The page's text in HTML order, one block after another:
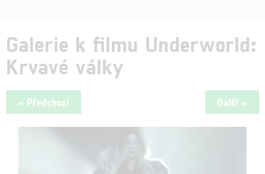
Galerie k filmu Underworld:
Krvavé války
« Předchozí Další »